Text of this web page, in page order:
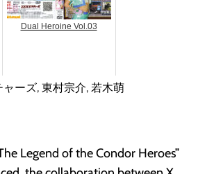
Dual Heroine Vol.03
ャーズ, 東村宗介, 若木萌
Legend of the Condor Heroes”